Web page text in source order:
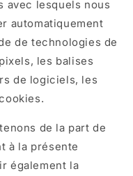
avec lesquels nous
automatiquement
de technologies de
les balises
de logiciels, les
de la part de
à la présente
également la